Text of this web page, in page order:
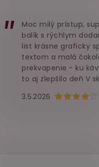
Hodnocení
3.5.2026
Moc milý prístup,
balík s rýchlym
list krásne graficky
textom a malá
prekvapenie - ku
to aj zlepšilo deň V